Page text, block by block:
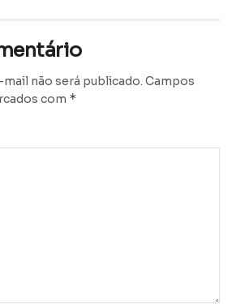
não será publicado. Campos
com *